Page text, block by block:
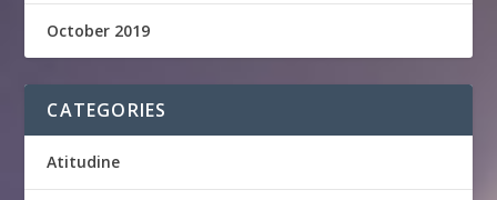
October 2019
CATEGORIES
Atitudine